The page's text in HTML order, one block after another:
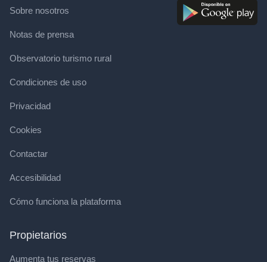
Sobre nosotros
Notas de prensa
Observatorio turismo rural
Condiciones de uso
Privacidad
Cookies
Contactar
Accesibilidad
Cómo funciona la plataforma
Propietarios
Aumenta tus reservas